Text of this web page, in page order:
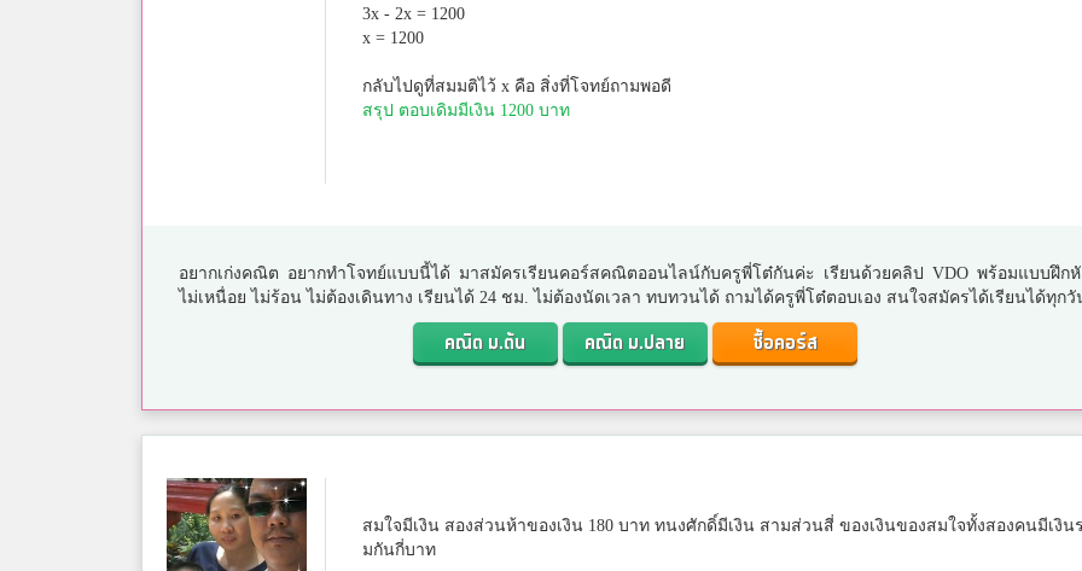
3x - 2x = 1200
x = 1200
กลับไปดูที่สมมติไว้ x คือ สิ่งที่โจทย์ถามพอดี
สรุป ตอบเดิมมีเงิน 1200 บาท
อยากเก่งคณิต อยากทำโจทย์แบบนี้ได้ มาสมัครเรียนคอร์สคณิตออนไลน์กับครูพี่โต๋กันค่ะ เรียนด้วยคลิป VDO พร้อมแบบฝึก
ไม่เหนื่อย ไม่ร้อน ไม่ต้องเดินทาง เรียนได้ 24 ชม. ไม่ต้องนัดเวลา ทบทวนได้ ถามได้ครูพี่โต๋ตอบเอง สนใจสมัครได้เรียนได้ทุกวั
คณิต ม.ต้น คณิต ม.ปลาย ซื้อคอร์ส
สมใจมีเงิน สองส่วนห้าของเงิน 180 บาท ทนงศักดิ์มีเงิน สามส่วนสี่ ของเงินของสมใจทั้งสองคนมีเงิน
มกันกี่บาท